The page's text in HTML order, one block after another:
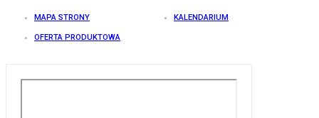
MAPA STRONY KALENDARIUM
OFERTA PRODUKTOWA